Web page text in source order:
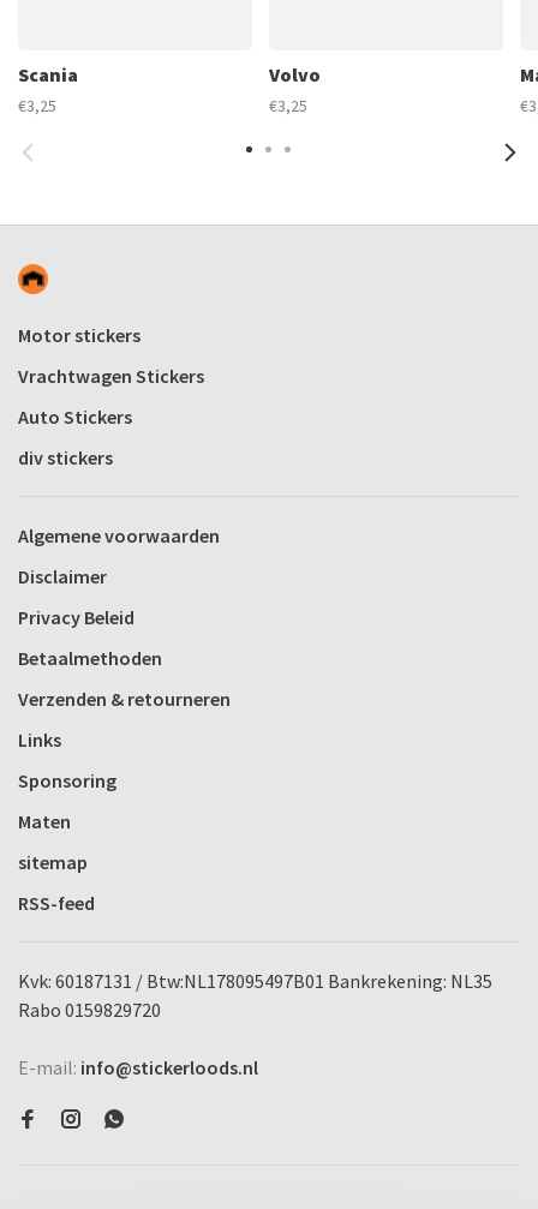
Scania
€3,25
Volvo
€3,25
Motor stickers
Vrachtwagen Stickers
Auto Stickers
div stickers
Algemene voorwaarden
Disclaimer
Privacy Beleid
Betaalmethoden
Verzenden & retourneren
Links
Sponsoring
Maten
sitemap
RSS-feed
Kvk: 60187131 / Btw:NL178095497B01 Bankrekening: NL35
Rabo 0159829720
E-mail: info@stickerloods.nl